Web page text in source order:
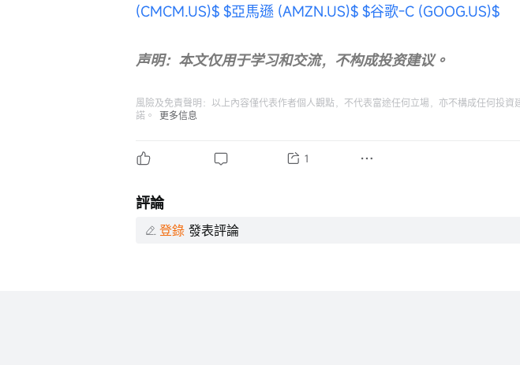
(CMCM.US)$ $亞馬遜 (AMZN.US)$ $谷歌-C (GOOG.US)$
声明：本文仅用于学习和交流，不构成投资建议。
風險及免責聲明：以上內容僅代表作者個人觀點，不代表富途任何立場，亦不構成任何投資
諾。
更多信息
1
評論
登錄 發表評論